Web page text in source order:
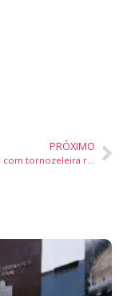
PRÓXIMO
Traficante com tornozeleira rompida é preso em flagrante com drogas em Camboriú